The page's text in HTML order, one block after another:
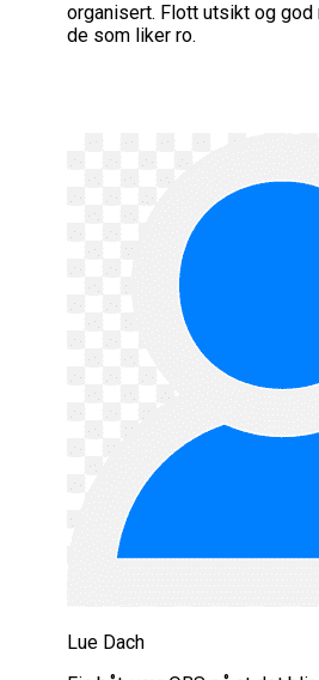
organisert. Flott utsikt og
de som liker ro.
Lue Dach